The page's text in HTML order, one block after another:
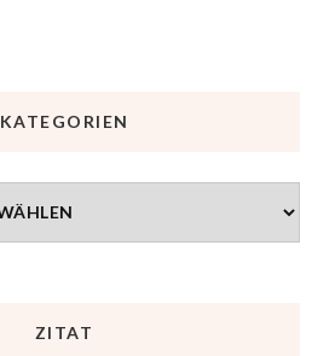
KATEGORIEN
ZITAT